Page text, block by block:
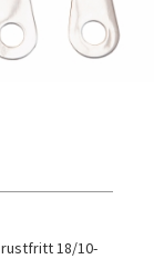
rustfritt 18/10-